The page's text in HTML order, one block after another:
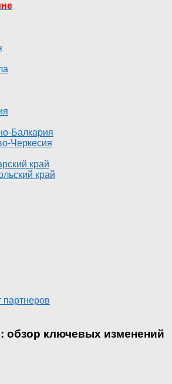
Балкария
Черкесия
край
край
партнеров
обзор ключевых изменений